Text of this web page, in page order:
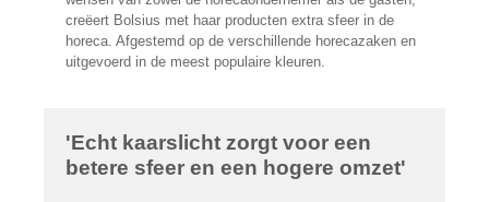
creëert Bolsius met haar producten extra sfeer in de
horeca. Afgestemd op de verschillende horecazaken en
uitgevoerd in de meest populaire kleuren.
'Echt kaarslicht zorgt voor een
betere sfeer en een hogere omzet'